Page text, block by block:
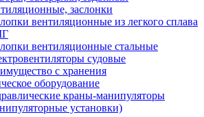
заслонки
вентиляционные из легкого сплава
вентиляционные стальные
судовые
с хранения
оборудование
краны-манипуляторы
установки)